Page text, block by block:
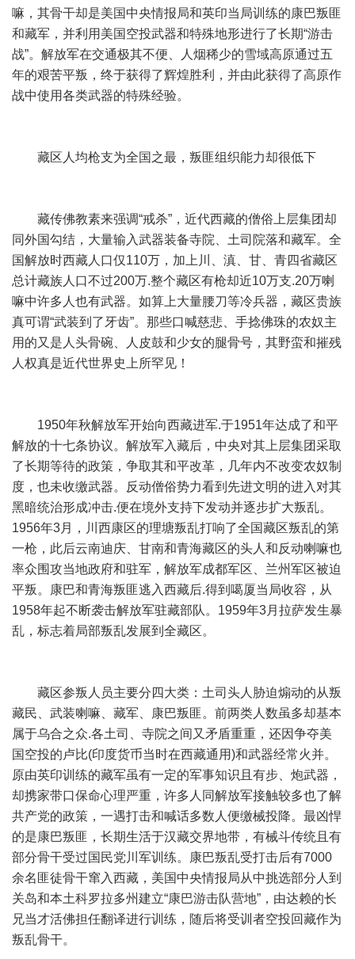
嘛，其骨干却是美国中央情报局和英印当局训练的康巴叛匪
和藏军，并利用美国空投武器和特殊地形进行了长期“游击
战”。解放军在交通极其不便、人烟稀少的雪域高原通过五
年的艰苦平叛，终于获得了辉煌胜利，并由此获得了高原作
战中使用各类武器的特殊经验。
藏区人均枪支为全国之最，叛匪组织能力却很低下
藏传佛教素来强调“戒杀”，近代西藏的僧俗上层集团却
同外国勾结，大量输入武器装备寺院、土司院落和藏军。全
国解放时西藏人口仅110万，加上川、滇、甘、青四省藏区
总计藏族人口不过200万.整个藏区有枪却近10万支.20万喇
嘛中许多人也有武器。如算上大量腰刀等冷兵器，藏区贵族
真可谓“武装到了牙齿”。那些口喊慈悲、手捻佛珠的农奴主
用的又是人头骨碗、人皮鼓和少女的腿骨号，其野蛮和摧残
人权真是近代世界史上所罕见！
1950年秋解放军开始向西藏进军.于1951年达成了和平
解放的十七条协议。解放军入藏后，中央对其上层集团采取
了长期等待的政策，争取其和平改革，几年内不改变农奴制
度，也未收缴武器。反动僧俗势力看到先进文明的进入对其
黑暗统治形成冲击.便在境外支持下发动并逐步扩大叛乱。
1956年3月，川西康区的理塘叛乱打响了全国藏区叛乱的第
一枪，此后云南迪庆、甘南和青海藏区的头人和反动喇嘛也
率众围攻当地政府和驻军，解放军成都军区、兰州军区被迫
平叛。康巴和青海叛匪逃入西藏后.得到噶厦当局收容，从
1958年起不断袭击解放军驻藏部队。1959年3月拉萨发生暴
乱，标志着局部叛乱发展到全藏区。
藏区参叛人员主要分四大类：土司头人胁迫煽动的从叛
藏民、武装喇嘛、藏军、康巴叛匪。前两类人数虽多却基本
属于乌合之众.各土司、寺院之间又矛盾重重，还因争夺美
国空投的卢比(印度货币当时在西藏通用)和武器经常火并。
原由英印训练的藏军虽有一定的军事知识且有步、炮武器，
却携家带口保命心理严重，许多人同解放军接触较多也了解
共产党的政策，一遇打击和喊话多数人便缴械投降。最凶悍
的是康巴叛匪，长期生活于汉藏交界地带，有械斗传统且有
部分骨干受过国民党川军训练。康巴叛乱受打击后有7000
余名匪徒骨干窜入西藏，美国中央情报局从中挑选部分人到
关岛和本土科罗拉多州建立“康巴游击队营地”，由达赖的长
兄当才活佛担任翻译进行训练，随后将受训者空投回藏作为
叛乱骨干。